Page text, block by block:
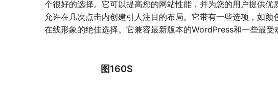
个很好的选择。它可以提高您的网站性能，并为您的用户提供
允许在几次点击内创建引人注目的布局。它带有一些选项，如
在线形象的绝佳选择。它兼容最新版本的WordPress和一些最
图160S